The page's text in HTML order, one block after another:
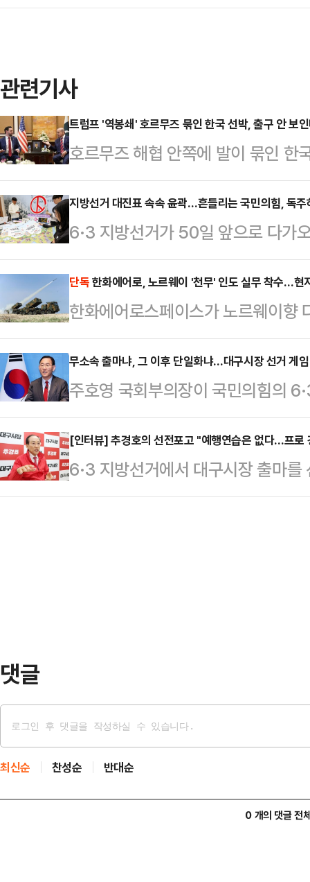
관련기사
트럼프 '역봉쇄' 호르무즈 묶인 한국 선박, 출구 안 보
호르무즈 해협 안쪽에 발이 묶인
하고 있다. 이란의 통행 통제와 통
쟁 물자 보급로 차단 조치가 맞물리
명해졌다. 정부의 외교 부담도 한
처는 관련 동향을 주시하며 대응책
이끌 해법은 내놓지 못하고 있다.
말부터 지속되고 있다.통항 재개가
면서…
지방선거 대진표 속속 윤곽…흔들리는 국민의힘, 독주
6·3 지방선거가 50일 앞으로 다가
드러내고 있다. 이재명 대통령과 더
는 가운데, 국민의힘은 내부 갈등과
모습이다.정치권에선 이번 선거에
고 있다. 특히 민주당이 대구·경북
석권했던 2018년 지방선거보다 더
기된다.민주당에 유리한 흐름 속 주
이들 지역 결과가 민…
단독한화에어로, 노르웨이 '천무' 인도 실무 착수…현
한화에어로스페이스가 노르웨이향
현지 실무 협의에 본격 착수했다.
생산 및 기술 협력을 위한 구체적
것이다.14일(현지시간) 유럽 방산
페이스는 지난 7일부터 9일까지 사
사들과 ‘천무 궁니르(Gungnir)’ 시
다.이번 회의에는 안도야 스페이
무소속 출마냐, 그 이후 단일화냐…대구시장 선거 게
주호영 국회부의장이 국민의힘의
바뀔 게임 체인저가 돼 가는 모양새
소속 출마 가능성이 본선에 큰 영향
에선 경선 선출 후보와 컷오프 후보
대책을 동원해서라도 표 분산은 막
[인터뷰] 추경호의 선전포고 "예행연습은 없다…프로
6·3 지방선거에서 대구시장 출마
일 대구 수성구 선거캠프에서 진행
댓글
최신순 찬성순 반대순
0 개의 댓글 전